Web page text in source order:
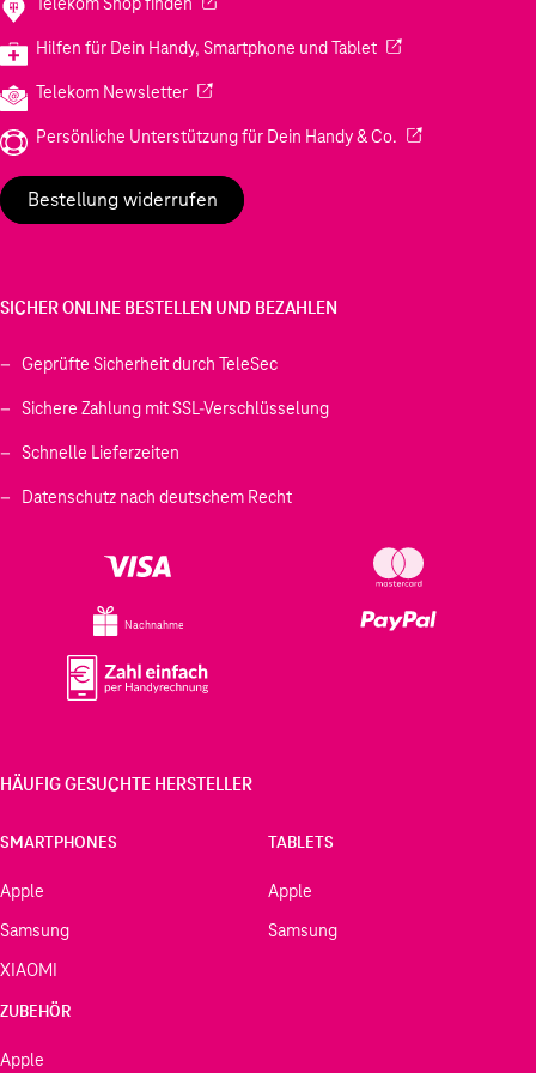
Hilfen für Dein Handy, Smartphone und Tablet(Wird in einem
Telekom Newsletter(Wird in einem neuen Tab geöffnet)
Persönliche Unterstützung für Dein Handy & Co. (Wird in einem
Bestellung widerrufen
SICHER ONLINE BESTELLEN UND BEZAHLEN
Geprüfte Sicherheit durch TeleSec
Sichere Zahlung mit SSL-Verschlüsselung
Schnelle Lieferzeiten
Datenschutz nach deutschem Recht
Nachnahme
HÄUFIG GESUCHTE HERSTELLER
SMARTPHONES
Apple
Samsung
XIAOMI
TABLETS
Apple
Samsung
ZUBEHÖR
Apple